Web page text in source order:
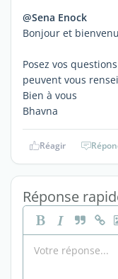
@Sena Enock
Bonjour et
Posez vos
peuvent vous
Bien à vous
Bhavna
Réagir
Réponse